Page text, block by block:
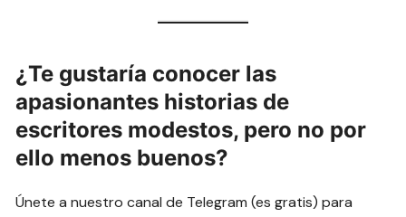
¿Te gustaría conocer las
apasionantes historias de
escritores modestos, pero no por
ello menos buenos?
Únete a nuestro canal de Telegram (es gratis) para